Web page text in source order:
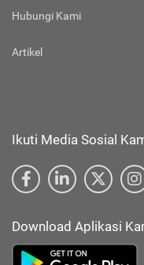
Hubungi Kami
Artikel
Ikuti Media Sosial
Download Aplikasi